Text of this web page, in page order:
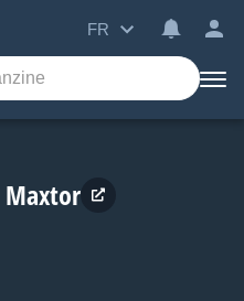
FR
Maxtor